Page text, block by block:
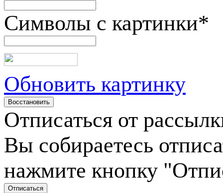
Символы с картинки*
Обновить картинку
Отписаться от
Вы собираетесь
нажмите кнопку